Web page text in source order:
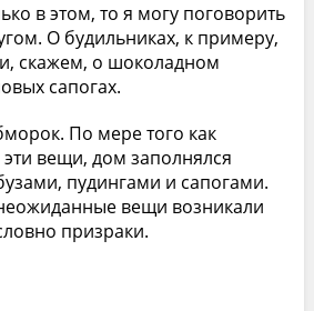
в этом, то я могу поговорить
О будильниках, к примеру,
скажем, о шоколадном
сапогах.
По мере того как
вещи, дом заполнялся
пудингами и сапогами.
вещи возникали
призраки.